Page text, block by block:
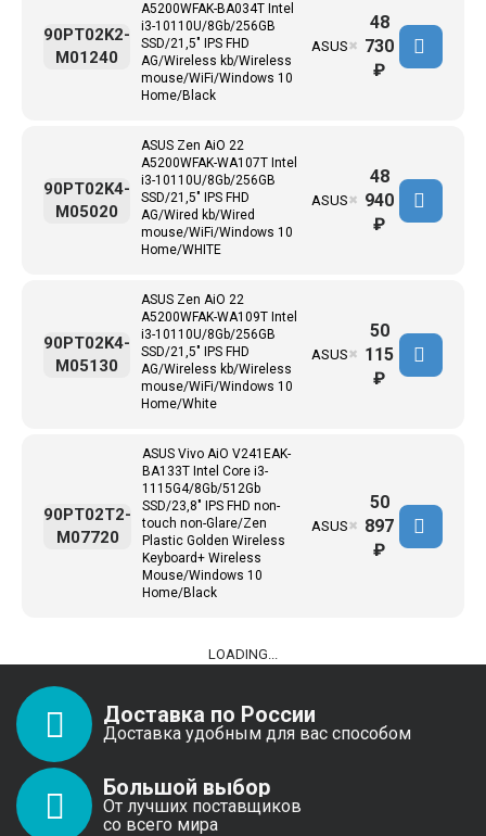
A5200WFAK-BA034T Intel
i3-10110U/8Gb/256GB
SSD/21,5" IPS FHD
AG/Wireless kb/Wireless
mouse/WiFi/Windows 10
Home/Black
ASUS
90PT02K2-
M01240
✖
48
730
₽
ASUS Zen AiO 22
A5200WFAK-WA107T Intel
i3-10110U/8Gb/256GB
SSD/21,5" IPS FHD
AG/Wired kb/Wired
mouse/WiFi/Windows 10
Home/WHITE
ASUS
90PT02K4-
M05020
✖
48
940
₽
ASUS Zen AiO 22
A5200WFAK-WA109T Intel
i3-10110U/8Gb/256GB
SSD/21,5" IPS FHD
AG/Wireless kb/Wireless
mouse/WiFi/Windows 10
Home/White
ASUS
90PT02K4-
M05130
✖
50
115
₽
ASUS Vivo AiO V241EAK-
BA133T Intel Core i3-
1115G4/8Gb/512Gb
SSD/23,8" IPS FHD non-
touch non-Glare/Zen
Plastic Golden Wireless
Keyboard+ Wireless
Mouse/Windows 10
Home/Black
ASUS
90PT02T2-
M07720
✖
50
897
₽
LOADING...
Доставка по России
Доставка удобным для вас способом
Большой выбор
От лучших поставщиков
со всего мира